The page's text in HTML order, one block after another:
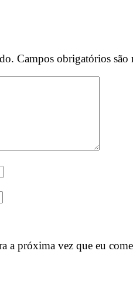
Campos obrigatórios são
a próxima vez que eu